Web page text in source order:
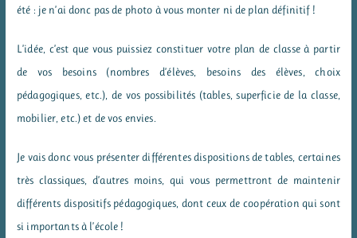
été : je n’ai donc pas de photo à vous monter ni de plan définitif !
L’idée, c’est que vous puissiez constituer votre plan de classe à partir
de vos besoins (nombres d’élèves, besoins des élèves, choix
pédagogiques, etc.), de vos possibilités (tables, superficie de la classe,
mobilier, etc.) et de vos envies.
Je vais donc vous présenter différentes dispositions de tables, certaines
très classiques, d’autres moins, qui vous permettront de maintenir
différents dispositifs pédagogiques, dont ceux de coopération qui sont
si importants à l’école !